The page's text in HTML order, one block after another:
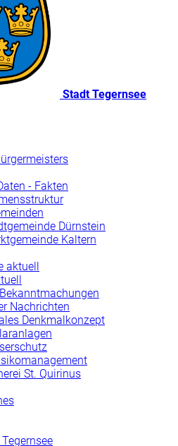
Stadt Tegernsee
- Fakten
Dürnstein
Kaltern
aktuell
Nachrichten
Denkmalkonzept
St. Quirinus